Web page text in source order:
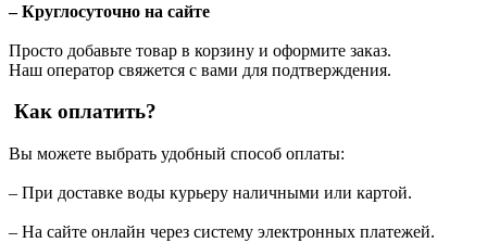
– Круглосуточно на сайте
Просто добавьте товар в корзину и оформите заказ.
Наш оператор свяжется с вами для подтверждения.
Как оплатить?
Вы можете выбрать удобный способ оплаты:
– При доставке воды курьеру наличными или картой.
– На сайте онлайн через систему электронных платежей.